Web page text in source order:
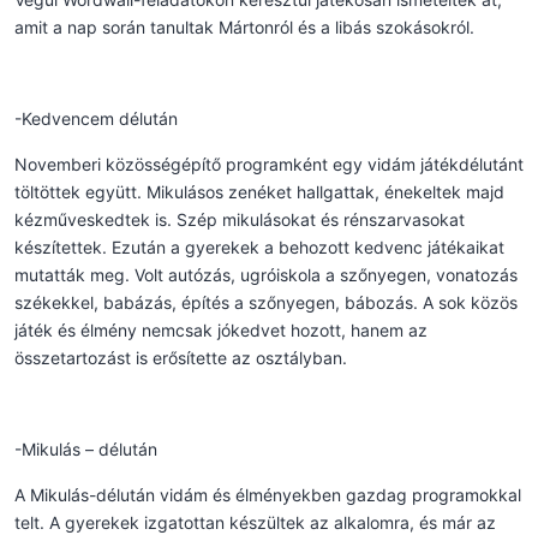
amit a nap során tanultak Mártonról és a libás szokásokról.
-Kedvencem délután
Novemberi közösségépítő programként egy vidám játékdélutánt
töltöttek együtt. Mikulásos zenéket hallgattak, énekeltek majd
kézműveskedtek is. Szép mikulásokat és rénszarvasokat
készítettek. Ezután a gyerekek a behozott kedvenc játékaikat
mutatták meg. Volt autózás, ugróiskola a szőnyegen, vonatozás
székekkel, babázás, építés a szőnyegen, bábozás. A sok közös
játék és élmény nemcsak jókedvet hozott, hanem az
összetartozást is erősítette az osztályban.
-Mikulás – délután
A Mikulás-délután vidám és élményekben gazdag programokkal
telt. A gyerekek izgatottan készültek az alkalomra, és már az